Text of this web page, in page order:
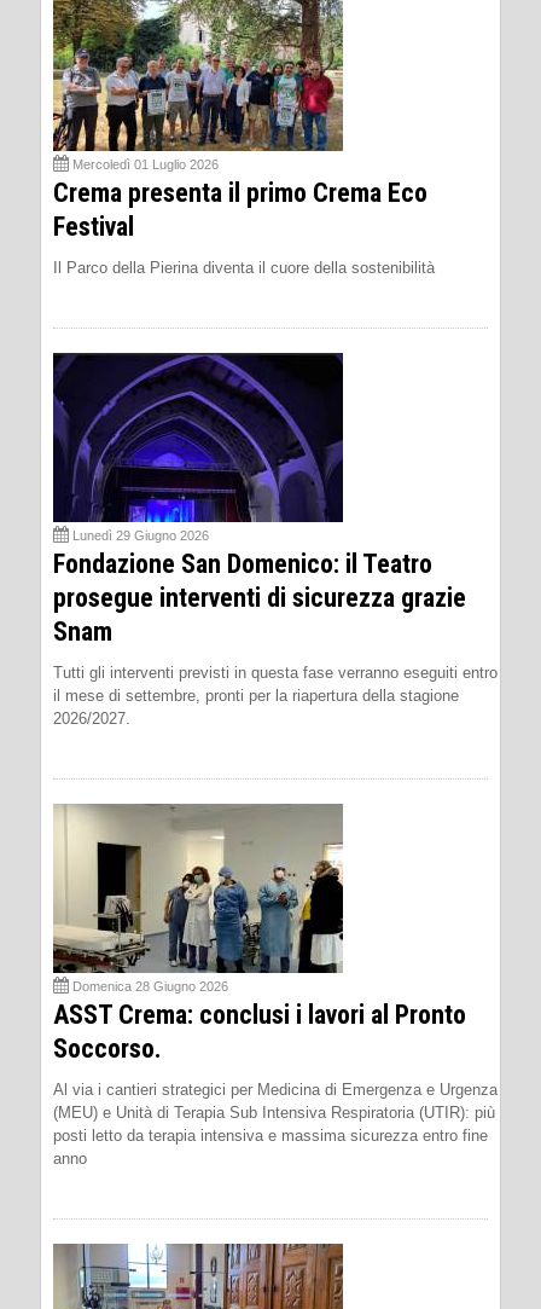
Mercoledì 01 Luglio 2026
Crema presenta il primo Crema Eco
Festival
Il Parco della Pierina diventa il cuore della sostenibilità
Lunedì 29 Giugno 2026
Fondazione San Domenico: il Teatro
prosegue interventi di sicurezza grazie
Snam
Tutti gli interventi previsti in questa fase verranno eseguiti entro
il mese di settembre, pronti per la riapertura della stagione
2026/2027.
Domenica 28 Giugno 2026
ASST Crema: conclusi i lavori al Pronto
Soccorso.
Al via i cantieri strategici per Medicina di Emergenza e Urgenza
(MEU) e Unità di Terapia Sub Intensiva Respiratoria (UTIR): più
posti letto da terapia intensiva e massima sicurezza entro fine
anno